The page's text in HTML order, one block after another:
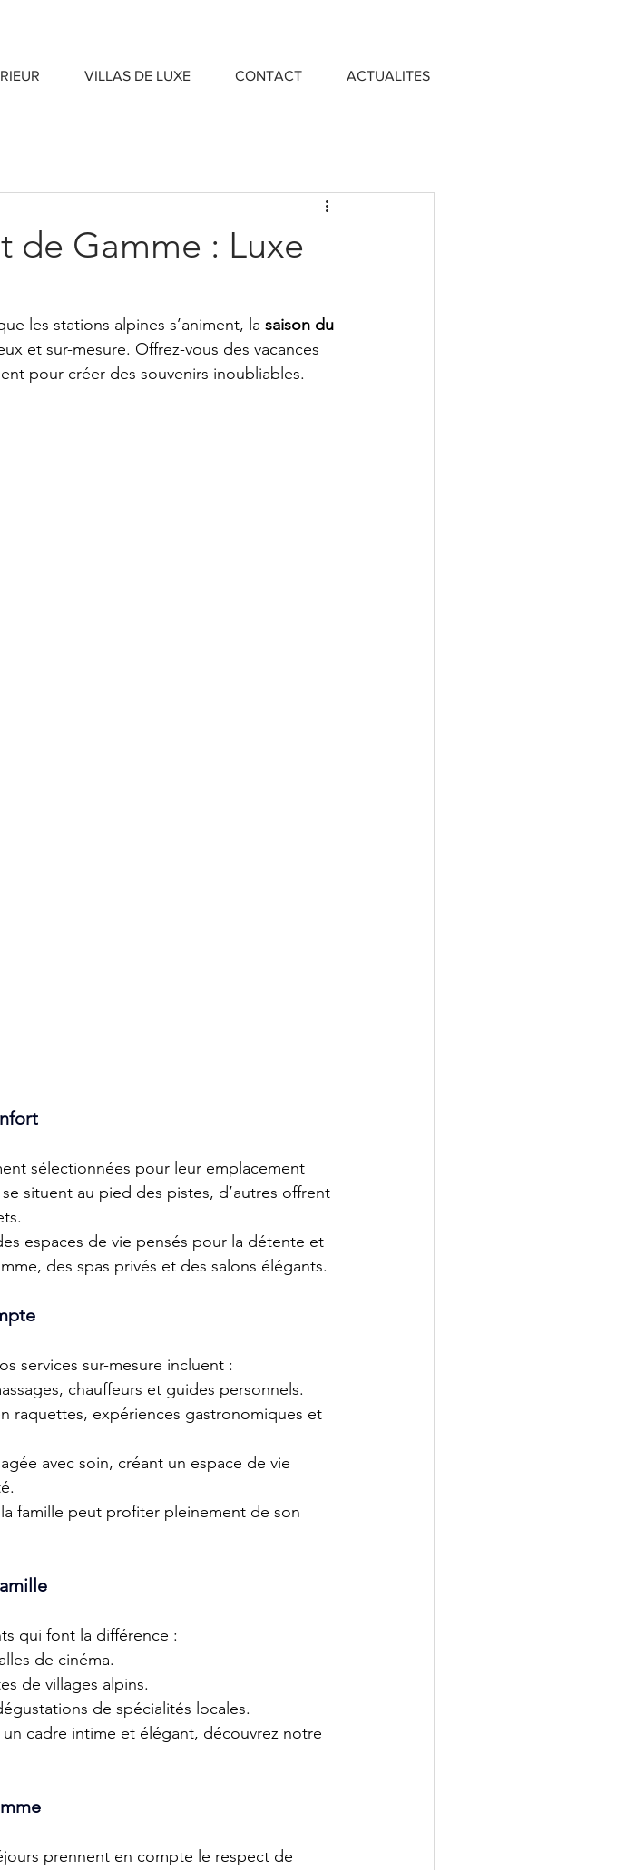
VILLAS DE LUXE CONTACT ACTUALITES
de Gamme : Luxe
les stations alpines s’animent, la saison du
et sur-mesure. Offrez-vous des vacances
pour créer des souvenirs inoubliables.
sélectionnées pour leur emplacement
situent au pied des pistes, d’autres offrent
espaces de vie pensés pour la détente et
des spas privés et des salons élégants.
services sur-mesure incluent :
chauffeurs et guides personnels.
raquettes, expériences gastronomiques et
avec soin, créant un espace de vie
famille peut profiter pleinement de son
qui font la différence :
de cinéma.
de villages alpins.
de spécialités locales.
cadre intime et élégant, découvrez notre
prennent en compte le respect de